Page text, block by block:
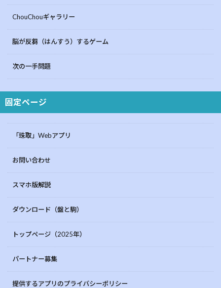
ChouChouギャラリー
脳が反芻（はんすう）するゲーム
次の一手問題
固定ページ
「珠取」Webアプリ
お問い合わせ
スマホ版解説
ダウンロード（盤と駒）
トップページ（2025年）
パートナー募集
提供するアプリのプライバシーポリシー